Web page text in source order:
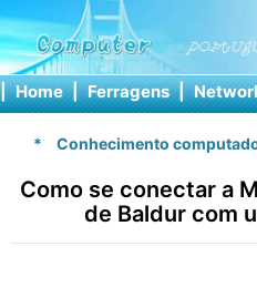
| Home | Ferragens |
* Conhecimento
Como se conectar a
de Baldur com